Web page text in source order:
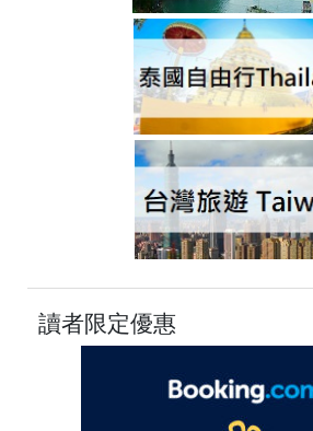
讀者限定優惠